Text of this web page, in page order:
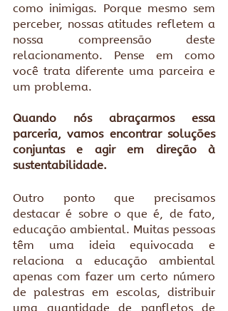
como inimigas. Porque mesmo sem
perceber, nossas atitudes refletem a
nossa compreensão deste
relacionamento. Pense em como
você trata diferente uma parceira e
um problema.
Quando nós abraçarmos essa
parceria, vamos encontrar soluções
conjuntas e agir em direção à
sustentabilidade.
Outro ponto que precisamos
destacar é sobre o que é, de fato,
educação ambiental. Muitas pessoas
têm uma ideia equivocada e
relaciona a educação ambiental
apenas com fazer um certo número
de palestras em escolas, distribuir
uma quantidade de panfletos de